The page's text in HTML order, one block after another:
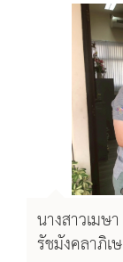
นางสาวเม
รัชมังคลาภิ